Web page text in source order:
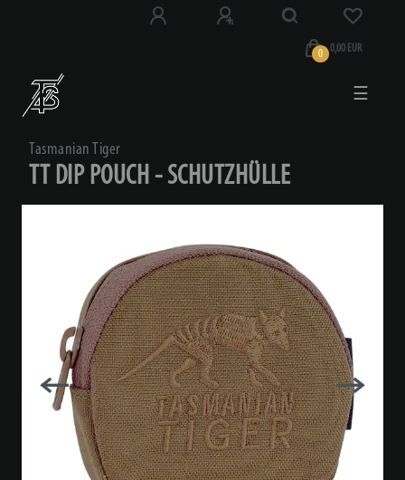
0 0,00 EUR
☰
Tasmanian Tiger
TT DIP POUCH - SCHUTZHÜLLE